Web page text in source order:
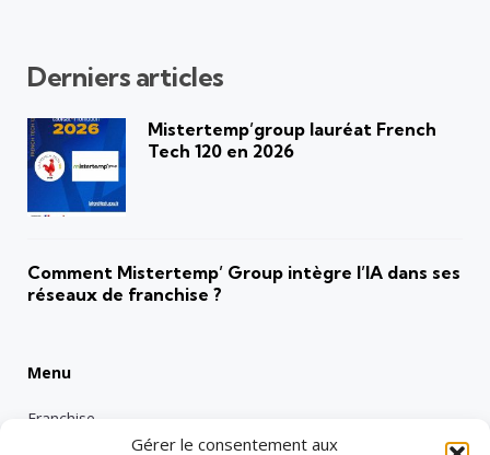
Gérer le consentement aux
Derniers articles
Mistertemp’group lauréat French
Tech 120 en 2026
Comment Mistertemp’ Group intègre l’IA dans ses
réseaux de franchise ?
Menu
Franchise